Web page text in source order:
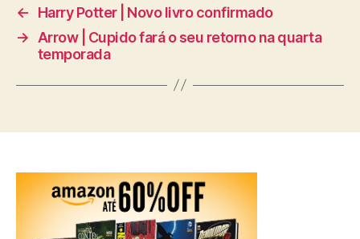
←
Harry Potter | Novo livro confirmado
→
Arrow | Cupido fará o seu retorno na quarta
temporada